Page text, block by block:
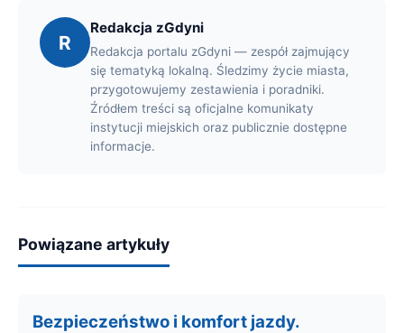
R
Redakcja zGdyni
Redakcja portalu zGdyni — zespół zajmujący
się tematyką lokalną. Śledzimy życie miasta,
przygotowujemy zestawienia i poradniki.
Źródłem treści są oficjalne komunikaty
instytucji miejskich oraz publicznie dostępne
informacje.
Powiązane artykuły
Bezpieczeństwo i komfort jazdy.